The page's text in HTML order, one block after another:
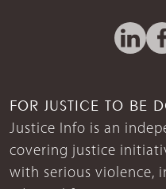
FOR JUSTICE TO BE
Justice Info is an
covering justice
with serious violence,